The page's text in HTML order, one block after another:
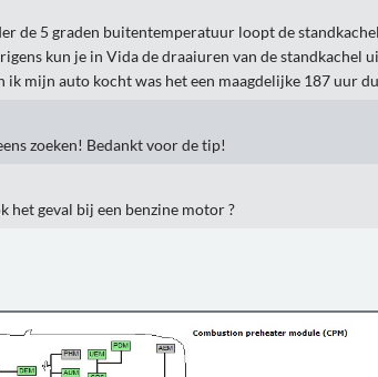
de 5 graden buitentemperatuur loopt de
kun je in Vida de draaiuren van de standkachel
ik mijn auto kocht was het een maagdelijke 187 uur
zoeken! Bedankt voor de tip!
het geval bij een benzine motor ?